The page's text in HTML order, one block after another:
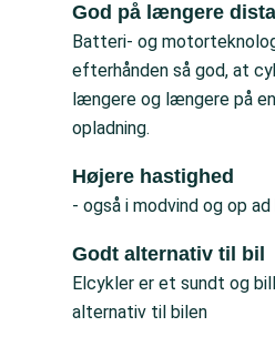
God på længere
Batteri- og
efterhånden så god, at
længere og længere på
opladning.
Højere hastighed
- også i modvind og op ad
Godt alternativ til bil
Elcykler er et sundt og
alternativ til bilen